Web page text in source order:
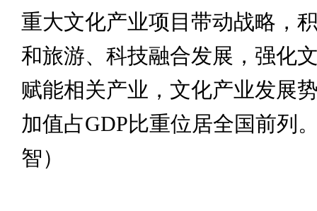
重大文化产业项目带动战略，
和旅游、科技融合发展，强化
赋能相关产业，文化产业发展
加值占GDP比重位居全国前列
智）